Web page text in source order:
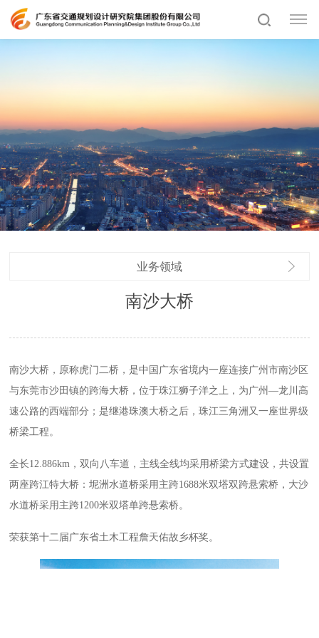
业务领域
南沙大桥
南沙大桥，原称虎门二桥，是中国广东省境内一座连接广州市南沙区
与东莞市沙田镇的跨海大桥，位于珠江狮子洋之上，为广州—龙川高
速公路的西端部分；是继港珠澳大桥之后，珠江三角洲又一座世界级
桥梁工程。
全长12.886km，双向八车道，主线全线均采用桥梁方式建设，共设置
两座跨江特大桥：坭洲水道桥采用主跨1688米双塔双跨悬索桥，大沙
水道桥采用主跨1200米双塔单跨悬索桥。
荣获第十二届广东省土木工程詹天佑故乡杯奖。